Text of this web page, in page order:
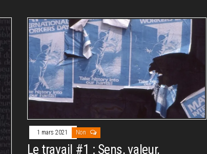
1 mars 2021 Non
Le travail #1 : Sens, valeur,